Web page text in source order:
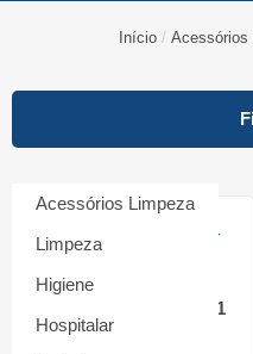
Início / Acessórios
Acessórios Limpeza
Limpeza
Higiene
Hospitalar
Luva Mágica Tira Pó- 1
Unid